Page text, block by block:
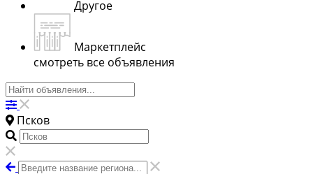
Другое
Маркетплейс
смотреть все объявления
Псков